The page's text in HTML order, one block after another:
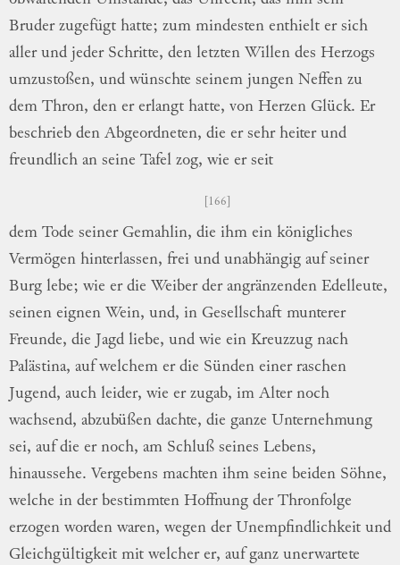
Bruderzugefügt hatte; zum mindesten enthielt er sich
aller und jeder Schritte, den letzten Willen des Herzogs
umzustoßen, und wünschte seinem jungen Neffen zu
dem Thron, den er erlangt hatte, von Herzen Glück. Er
beschrieb den Abgeordneten, die er sehr heiter und
freundlich an seine Tafel zog, wie er seit
166
dem Tode seiner Gemahlin, die ihm ein königliches
Vermögen hinterlassen, frei und unabhängig auf seiner
Burg lebe; wie er die Weiber der angränzenden Edelleute,
seinen eignen Wein, und, in Gesellschaft munterer
Freunde, die Jagd liebe, und wie ein Kreuzzug nach
Palästina, auf welchem er die Sünden einer raschen
Jugend, auch leider, wie er zugab, im Alter noch
wachsend, abzubüßen dachte, die ganze Unternehmung
sei, auf die er noch, am Schluß seines Lebens,
hinaussehe. Vergebens machten ihm seine beiden Söhne,
welche in der bestimmten Hoffnung der Thronfolge
erzogen worden waren, wegen der Unempfindlichkeit und
Gleichgültigkeit mit welcher er, auf ganz unerwartete